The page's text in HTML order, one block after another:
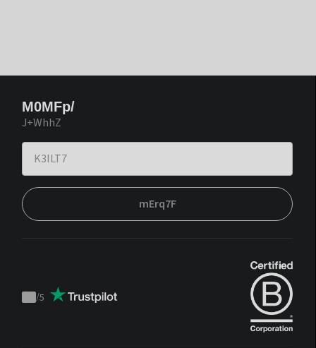
M0MFp/
J+WhhZ
mErq7F
Trustpilot
/5